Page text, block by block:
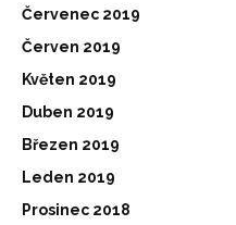
Červenec 2019
Červen 2019
Květen 2019
Duben 2019
Březen 2019
Leden 2019
Prosinec 2018